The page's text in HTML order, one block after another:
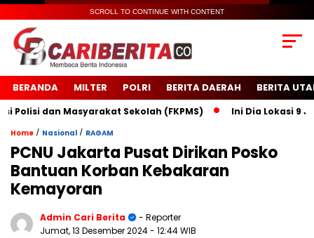
SCROLL TO CONTINUE WITH CONTENT
BERANDA MILTER POLRI BERITA DAERAH BERITA
dan Masyarakat Sekolah (FKPMS) Ini Dia Lokasi 9
Home / Nasional / RAGAM
PCNU Jakarta Pusat Dirikan Posko
Bantuan Korban Kebakaran
Kemayoran
Admin Cari Berita
- Reporter
Jumat, 13 Desember 2024- 12:44 WIB